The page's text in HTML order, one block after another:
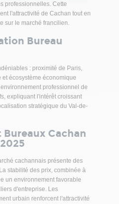
professionnelles. Cette
l'attractivité de Cachan tout en
sur le marché francilien.
Bureau
: proximité de Paris,
écosystème économique
professionnel de
expliquant l'intérêt croissant
stratégique du Val-de-
Cachan
cachannais présente des
stabilité des prix, combinée à
un environnement favorable
d'entreprise. Les
urbain renforcent l'attractivité